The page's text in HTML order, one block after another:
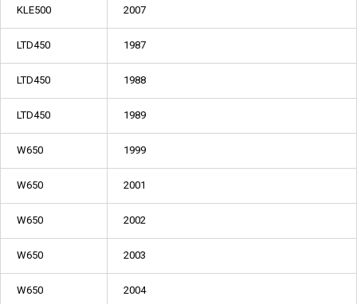
KLE500 2007
LTD450 1987
LTD450 1988
LTD450 1989
W650 1999
W650 2001
W650 2002
W650 2003
W650 2004